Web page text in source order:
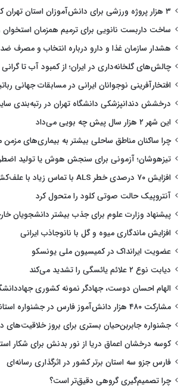
۳ هزار پروژه ورزشی برای دانش‌آموزان استان تهران کلید خورد
ساخت داربست نانویی برای ترمیم همزمان
هشدار سازمان غذا و دارو درباره انتخاب و مصرف
چالش‌های گلخانه‌داری در ایران؛ از کمبود آب تا
افتخارآفرینی نوجوانان ایرانی در مسابقات جهانی
درخشش دندانپزشکی دانشگاه تهران در رتبه‌بندی سایمگو
این شهر ۲ هزار سال پیش چه بویی می‌داد
چرا ساکنان مناطق ساحلی بیشتر به بیماری‌های مزمن
تیزهوشان؛ آزمونی برای سنجش هوش یا تولید
افزایش ۷۰ درصدی خطر ALS با تماس زیاد با علف‌کش‌ها
آنتروپیک حالت صوتی کلود را متحول کرد
پیشنهاد وزارت علوم برای جذب بیشتر دانشجویان
افزایش ماندگاری میوه و گل با نانوجاذب ایرانی
عضویت ایرانداک در کمیسیون ملی یونسکو
دیابت نوع ۲ علائم یائسگی را تشدید می‌کند
الهام احسان دوست، جهادگر نمونه کشوری
مشارکت ۴۸۰ هزار دانش‌آموز فارس در جشنواره استانی جابر بن حیان
جشنواره جابربن‌حیان بستری برای بروز
کوسه درخشان اعماق دریا از نور بدنش برای شکار
فارس جزو سه استان برتر کشور در اثرگذاری رسانه‌ای
چرا تصمیم‌گیری گروهی دقیق‌تر است؟